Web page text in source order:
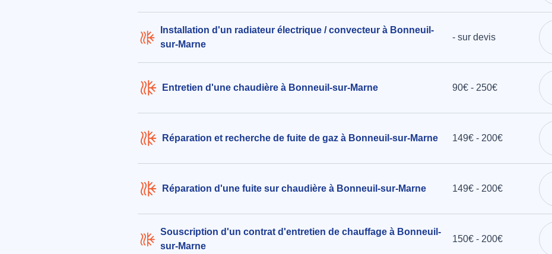
Installation d'un radiateur électrique / convecteur à Bonneuil-
sur-Marne
- sur devis
Entretien d'une chaudière à Bonneuil-sur-Marne 90€ - 250€
Réparation et recherche de fuite de gaz à Bonneuil-sur-Marne 149€ - 200€
Réparation d'une fuite sur chaudière à Bonneuil-sur-Marne 149€ - 200€
Souscription d'un contrat d'entretien de chauffage à Bonneuil-
sur-Marne
150€ - 200€